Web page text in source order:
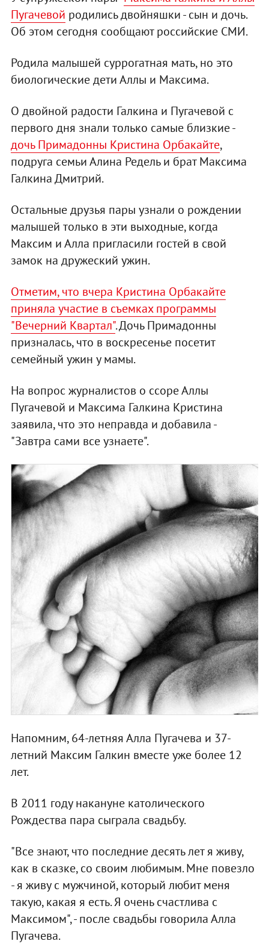
Пугачевой родились двойняшки - сын и дочь.
Об этом сегодня сообщают российские СМИ.
Родила малышей суррогатная мать, но это
биологические дети Аллы и Максима.
О двойной радости Галкина и Пугачевой с
первого дня знали только самые близкие -
дочь Примадонны Кристина Орбакайте,
подруга семьи Алина Редель и брат Максима
Галкина Дмитрий.
Остальные друзья пары узнали о рождении
малышей только в эти выходные, когда
Максим и Алла пригласили гостей в свой
замок на дружеский ужин.
Отметим, что вчера Кристина Орбакайте
приняла участие в съемках программы
"Вечерний Квартал". Дочь Примадонны
призналась, что в воскресенье посетит
семейный ужин у мамы.
На вопрос журналистов о ссоре Аллы
Пугачевой и Максима Галкина Кристина
заявила, что это неправда и добавила -
"Завтра сами все узнаете".
Напомним, 64-летняя Алла Пугачева и 37-
летний Максим Галкин вместе уже более 12
лет.
В 2011 году накануне католического
Рождества пара сыграла свадьбу.
"Все знают, что последние десять лет я живу,
как в сказке, со своим любимым. Мне повезло
- я живу с мужчиной, который любит меня
такую, какая я есть. Я очень счастлива с
Максимом", - после свадьбы говорила Алла
Пугачева.